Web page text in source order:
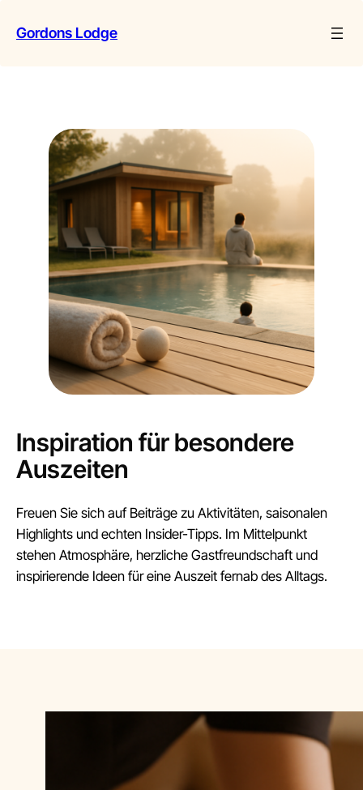
InhaltGordons Lodge
Inspiration für besondere
Auszeiten
Freuen Sie sich auf Beiträge zu Aktivitäten, saisonalen
Highlights und echten Insider-Tipps. Im Mittelpunkt
stehen Atmosphäre, herzliche Gastfreundschaft und
inspirierende Ideen für eine Auszeit fernab des Alltags.